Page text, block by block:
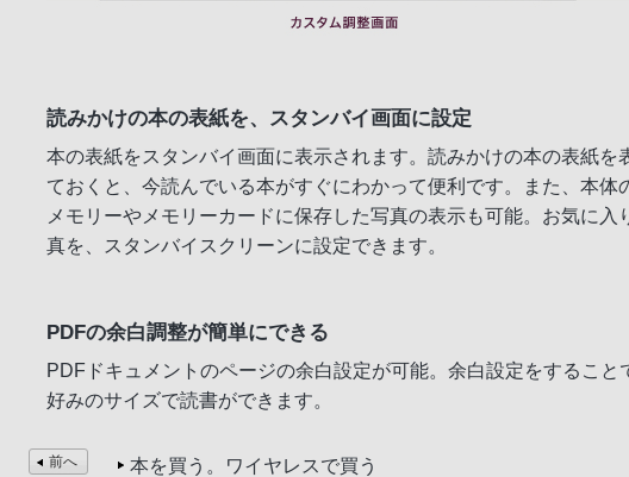
読みかけの本の表紙を、スタンバイ画面に設定
本の表紙をスタンバイ画面に表示されます。読みかけの本の表紙を
ておくと、今読んでいる本がすぐにわかって便利です。また、本体
メモリーやメモリーカードに保存した写真の表示も可能。お気に入
真を、スタンバイスクリーンに設定できます。
PDFの余白調整が簡単にできる
PDFドキュメントのページの余白設定が可能。余白設定をすること
好みのサイズで読書ができます。
前へ 本を買う。ワイヤレスで買う